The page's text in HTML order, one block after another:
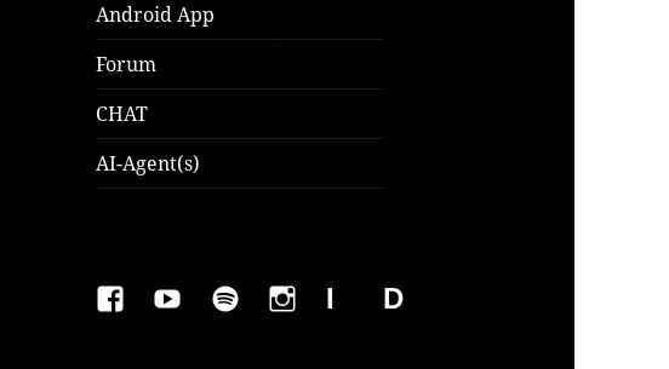
Android App
Forum
CHAT
AI-Agent(s)
FAKEBOOK
YOUTUBESPOTIFYINSTAGRAM
IMPRESSUMDatenschutzerklärung